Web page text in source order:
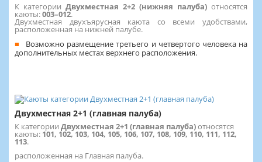
К категории Двухместная 2+2 (нижняя палуба) относятся
каюты:003–012.
Двухместная двухъярусная каюта со всеми удобствами,
расположенная на нижней палубе.
Возможно размещение третьего и четвертого человека на
дополнительных местах верхнего расположения.
Двухместная 2+1 (главная палуба)
К категории Двухместная 2+1 (главная палуба)относятся
каюты: 101, 102, 103, 104, 105, 106, 107, 108, 109, 110, 111, 112,
113.
расположенная на Главная палуба.